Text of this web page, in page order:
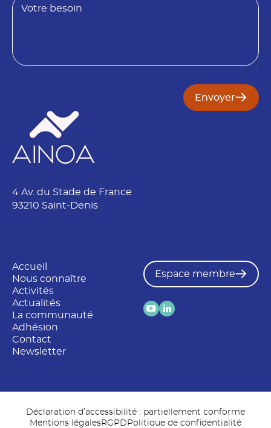
m
t
e
n
Envoyer
4 Av. du Stade de France
93210 Saint-Denis
Accueil
Nous connaître
Activités
Actualités
La communauté
Adhésion
Contact
Newsletter
Espace membre
Déclaration d’accessibilité : partiellement conforme
Mentions légalesRGPD Politique de confidentialité